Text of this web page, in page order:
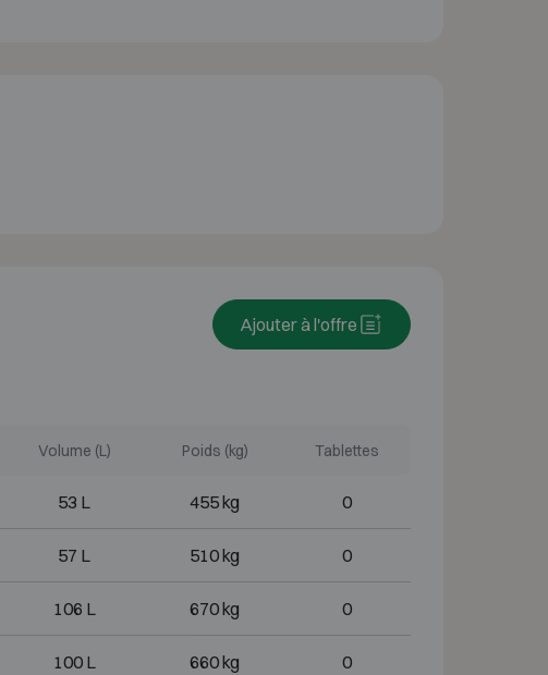
Ajouter à l'offre
Volume (L) Poids (kg) Tablettes
53 L 455 kg 0
57 L 510 kg 0
106 L 670 kg 0
100 L 660 kg 0